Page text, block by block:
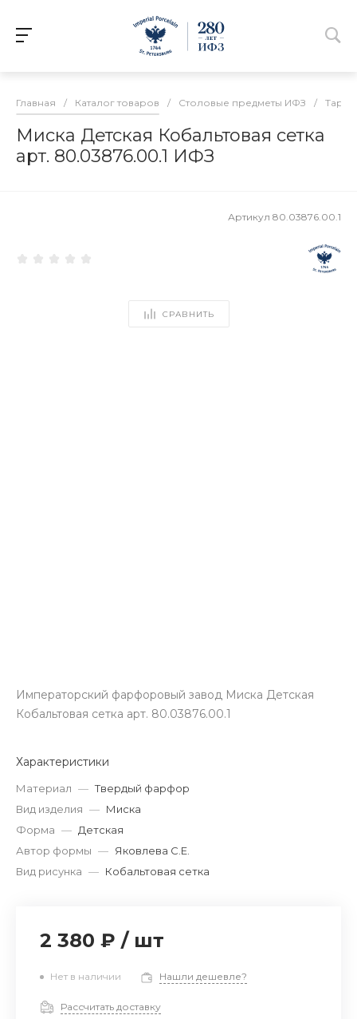
Главная / Каталог товаров / Столовые предметы ИФЗ /
Миска Детская Кобальтовая сетка
арт. 80.03876.00.1 ИФЗ
Артикул 80.03876.00.1
СРАВНИТЬ
Императорский фарфоровый завод Миска Детская
Кобальтовая сетка арт. 80.03876.00.1
Характеристики
Материал — Твердый фарфор
Вид изделия — Миска
Форма — Детская
Автор формы — Яковлева С.Е.
Вид рисунка — Кобальтовая сетка
2 380 ₽ / шт
Нет в наличии Нашли дешевле?
Рассчитать доставку